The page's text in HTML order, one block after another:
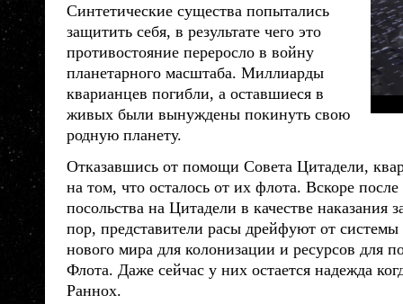
Синтетические существа попытались
защитить себя, в результате чего это
противостояние переросло в войну
планетарного масштаба. Миллиарды
кварианцев погибли, а оставшиеся в
живых были вынуждены покинуть свою
родную планету.
Отказавшись от помощи Совета Цитадели,
на том, что осталось от их флота. Вскоре
посольства на Цитадели в качестве наказания
пор, представители расы дрейфуют от системы
нового мира для колонизации и ресурсов для
Флота. Даже сейчас у них остается надежда
Раннох.